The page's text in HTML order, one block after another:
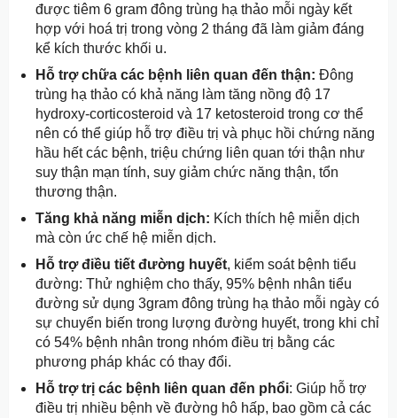
được tiêm 6 gram đông trùng hạ thảo mỗi ngày kết
hợp với hoá trị trong vòng 2 tháng đã làm giảm đáng
kể kích thước khối u.
Hỗ trợ chữa các bệnh liên quan đến thận: Đông
trùng hạ thảo có khả năng làm tăng nồng độ 17
hydroxy-corticosteroid và 17 ketosteroid trong cơ thể
nên có thể giúp hỗ trợ điều trị và phục hồi chứng năng
hầu hết các bệnh, triệu chứng liên quan tới thận như
suy thận mạn tính, suy giảm chức năng thận, tổn
thương thận.
Tăng khả năng miễn dịch: Kích thích hệ miễn dịch
mà còn ức chế hệ miễn dịch.
Hỗ trợ điều tiết đường huyết, kiểm soát bệnh tiểu
đường: Thử nghiệm cho thấy, 95% bệnh nhân tiểu
đường sử dụng 3gram đông trùng hạ thảo mỗi ngày có
sự chuyển biến trong lượng đường huyết, trong khi chỉ
có 54% bệnh nhân trong nhóm điều trị bằng các
phương pháp khác có thay đổi.
Hỗ trợ trị các bệnh liên quan đến phổi: Giúp hỗ trợ
điều trị nhiều bệnh về đường hô hấp, bao gồm cả các